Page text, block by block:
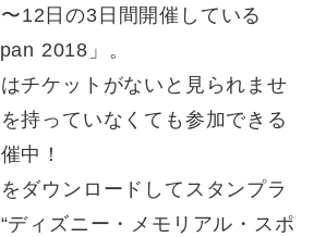
12日の3日間開催している
2018」。
チケットがないと見られませ
持っていなくても参加できる
中！
ダウンロードしてスタンプラ
ディズニー・メモリアル・スポ